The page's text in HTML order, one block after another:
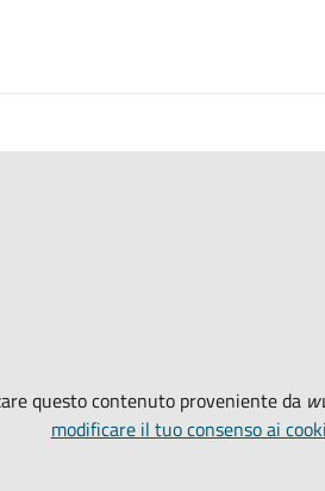
questo contenuto proveniente da
modificare il tuo consenso ai